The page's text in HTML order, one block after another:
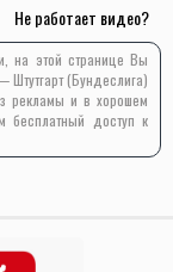
Не работает видео?
на этой странице Вы
(Бундеслига)
рекламы и в хорошем
бесплатный доступ к